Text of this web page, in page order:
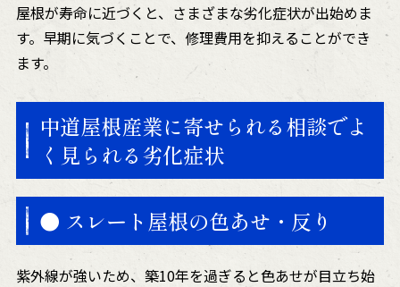
屋根が寿命に近づくと、さまざまな劣化症状が出始めま
す。早期に気づくことで、修理費用を抑えることができ
ます。
中道屋根産業に寄せられる相談でよ
く見られる劣化症状
● スレート屋根の色あせ・反り
紫外線が強いため、築10年を過ぎると色あせが目立ち始